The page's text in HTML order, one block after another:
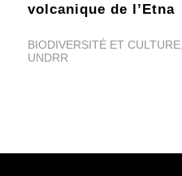
volcanique de l’Etna
BIODIVERSITÉ ET CULTURE,
UNDRR